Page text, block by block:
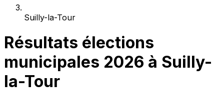
Suilly-la-Tour
Résultats élections
municipales 2026 à Suilly-
la-Tour